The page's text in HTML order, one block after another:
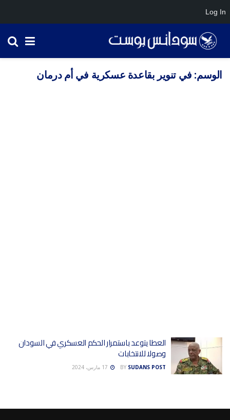
الوسم: في تنوير بقاعدة عسكرية في أم درمان
العطا يتوعد باستمرار الحكم العسكري في السودان
وصولا للانتخابات
BY SUDANS POST
Log In